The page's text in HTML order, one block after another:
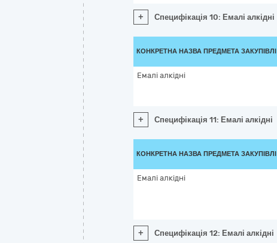
+ Специфікація 10: Емалі алкідні
КОНКРЕТНА НАЗВА ПРЕДМЕТА ЗАКУПІВЛІ
Емалі алкідні
+ Специфікація 11: Емалі алкідні
КОНКРЕТНА НАЗВА ПРЕДМЕТА ЗАКУПІВЛІ
Емалі алкідні
+ Специфікація 12: Емалі алкідні